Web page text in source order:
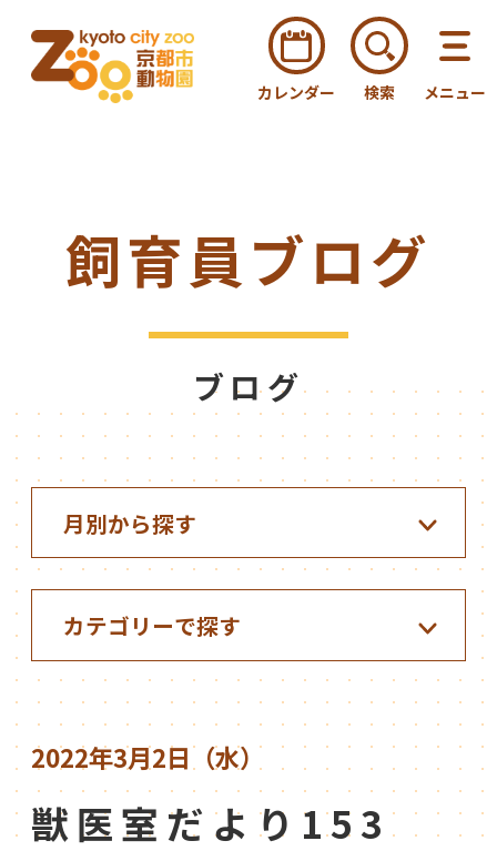
カレンダー 検索 メニュー
飼育員ブログ
ブログ
2022年3月2日（水）
獣医室だより153